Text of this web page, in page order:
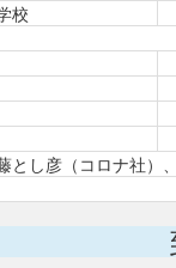
校
とし彦（コロナ社